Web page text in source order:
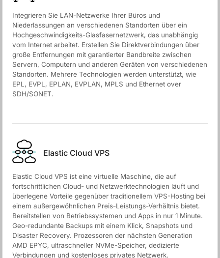
Integrieren Sie LAN-Netzwerke Ihrer Büros und
Niederlassungen an verschiedenen Standorten über ein
Hochgeschwindigkeits-Glasfasernetzwerk, das unabhängig
vom Internet arbeitet. Erstellen Sie Direktverbindungen über
große Entfernungen mit garantierter Bandbreite zwischen
Servern, Computern und anderen Geräten von verschiedenen
Standorten. Mehrere Technologien werden unterstützt, wie
EPL, EVPL, EPLAN, EVPLAN, MPLS und Ethernet over
SDH/SONET.
Elastic Cloud VPS
Elastic Cloud VPS ist eine virtuelle Maschine, die auf
fortschrittlichen Cloud- und Netzwerktechnologien läuft und
überlegene Vorteile gegenüber traditionellem VPS-Hosting bei
einem außergewöhnlichen Preis-Leistungs-Verhältnis bietet.
Bereitstellen von Betriebssystemen und Apps in nur 1 Minute.
Geo-redundante Backups mit einem Klick, Snapshots und
Disaster Recovery. Prozessoren der nächsten Generation
AMD EPYC, ultraschneller NVMe-Speicher, dedizierte
Verbindungen und kostenloses privates Netzwerk.